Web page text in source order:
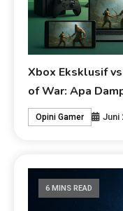
Xbox Eksklusif
of War: Apa
Opini Gamer Juni
6 MINS READ